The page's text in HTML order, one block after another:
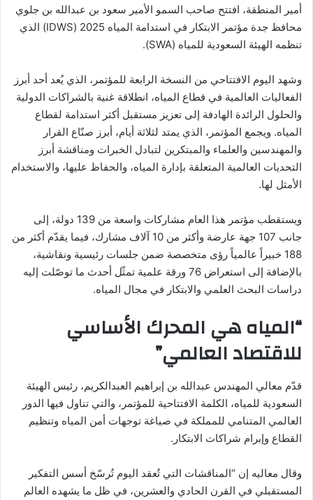
أمير المنطقة، افتتح صاحب السمو الأمير سعود بن عبدالله بن جلوي
محافظ جدة مؤتمر الابتكار في استدامة المياه 2025 (IDWS) الذي
تنظمه الهيئة السعودية للمياه (SWA).
وشهد اليوم الافتتاحي من النسخة الرابعة للمؤتمر، الذي يُعد أحد أبرز
الفعاليات العالمية في قطاع المياه، انطلاقة غنية بالشراكات الدولية
والحلول الرائدة الهادفة إلى تعزيز مستقبل أكثر استدامة لقطاع
المياه. ويجمع المؤتمر، الذي يمتد لثلاثة أيام، أبرز صنّاع القرار
والمهندسين والعلماء والمبتكرين لتبادل الخبرات ومناقشة أبرز
التحديات العالمية المتعلقة بإدارة المياه، والحفاظ عليها، والاستخدام
الأمثل لها.
ويستقطب مؤتمر هذا العام مشاركات واسعة من 139 دولة، إلى
جانب 107 جهة عارضة وأكثر من 10 آلاف مشارك، فيما يقدّم أكثر من
188 خبيراً عالمياً رؤى متخصصة ضمن جلسات رئيسية ونقاشية،
بالإضافة إلى استعراض 76 ورقة علمية تمثّل أحدث ما توصّلت إليه
دراسات البحث العلمي والابتكار في مجال المياه.
“المياه هي المحرك الأساسي
للاقتصاد العالمي”
قدّم معالي المهندس عبدالله بن إبراهيم العبدالكريم، رئيس الهيئة
السعودية للمياه، الكلمة الافتتاحية للمؤتمر، والتي تناول فيها الدور
العالمي المتنامي للمملكة في صياغة توجهات أمن المياه وتنظيم
القطاع وإبرام شراكات الابتكار.
وقال معاليه إن “المناقشات التي تُعقد اليوم تُرسّخ أسس التفكير
المستقبلي في القرن الحادي والعشرين، في ظل ما يشهده العالم